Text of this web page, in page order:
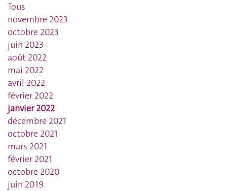
Tous
novembre 2023
octobre 2023
juin 2023
août 2022
mai 2022
avril 2022
février 2022
janvier 2022
décembre 2021
octobre 2021
mars 2021
février 2021
octobre 2020
juin 2019